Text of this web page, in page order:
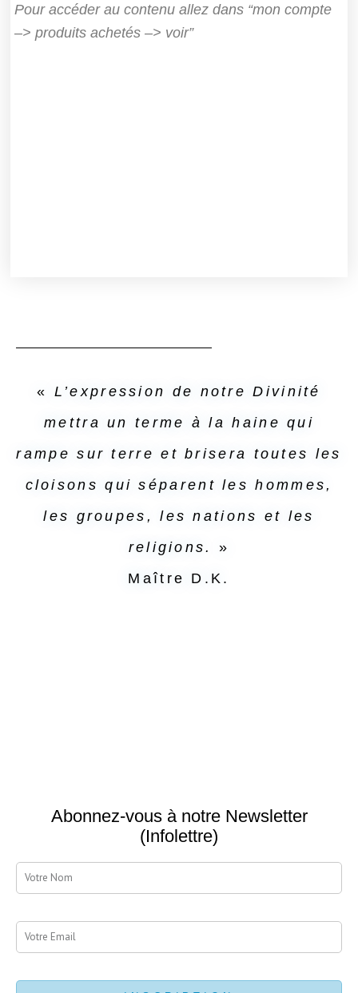
Pour accéder au contenu allez dans “mon compte
–> produits achetés –> voir”
« L’expression de notre Divinité
mettra un terme à la haine qui
rampe sur terre et brisera toutes les
cloisons qui séparent les hommes,
les groupes, les nations et les
religions.
»
Maître D.K.
Abonnez-vous à notre Newsletter
(Infolettre)
nom
Email